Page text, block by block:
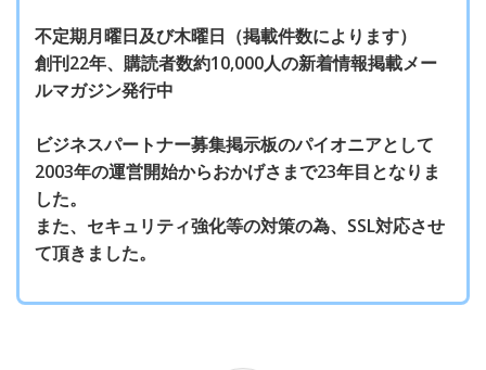
不定期月曜日及び木曜日（掲載件数によります）
創刊22年、購読者数約10,000人の新着情報掲載メー
ルマガジン発行中
ビジネスパートナー募集掲示板のパイオニアとして
2003年の運営開始からおかげさまで23年目となりま
した。
また、セキュリティ強化等の対策の為、SSL対応させ
て頂きました。